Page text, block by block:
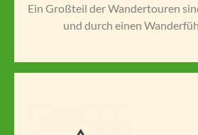
Ein Großteil der Wandertouren
und durch einen